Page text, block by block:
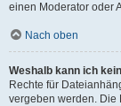
einen Moderator oder
Nach oben
Weshalb kann ich
Rechte für
vergeben werden. Die